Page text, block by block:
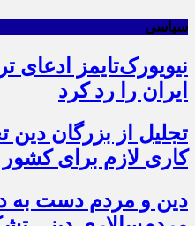
سیاسی
نیویورک‌تایمز ادعای
ایران را رد کرد
تجلیل از بزرگان دین
کاری لازم برای
دین و مردم دست به‌